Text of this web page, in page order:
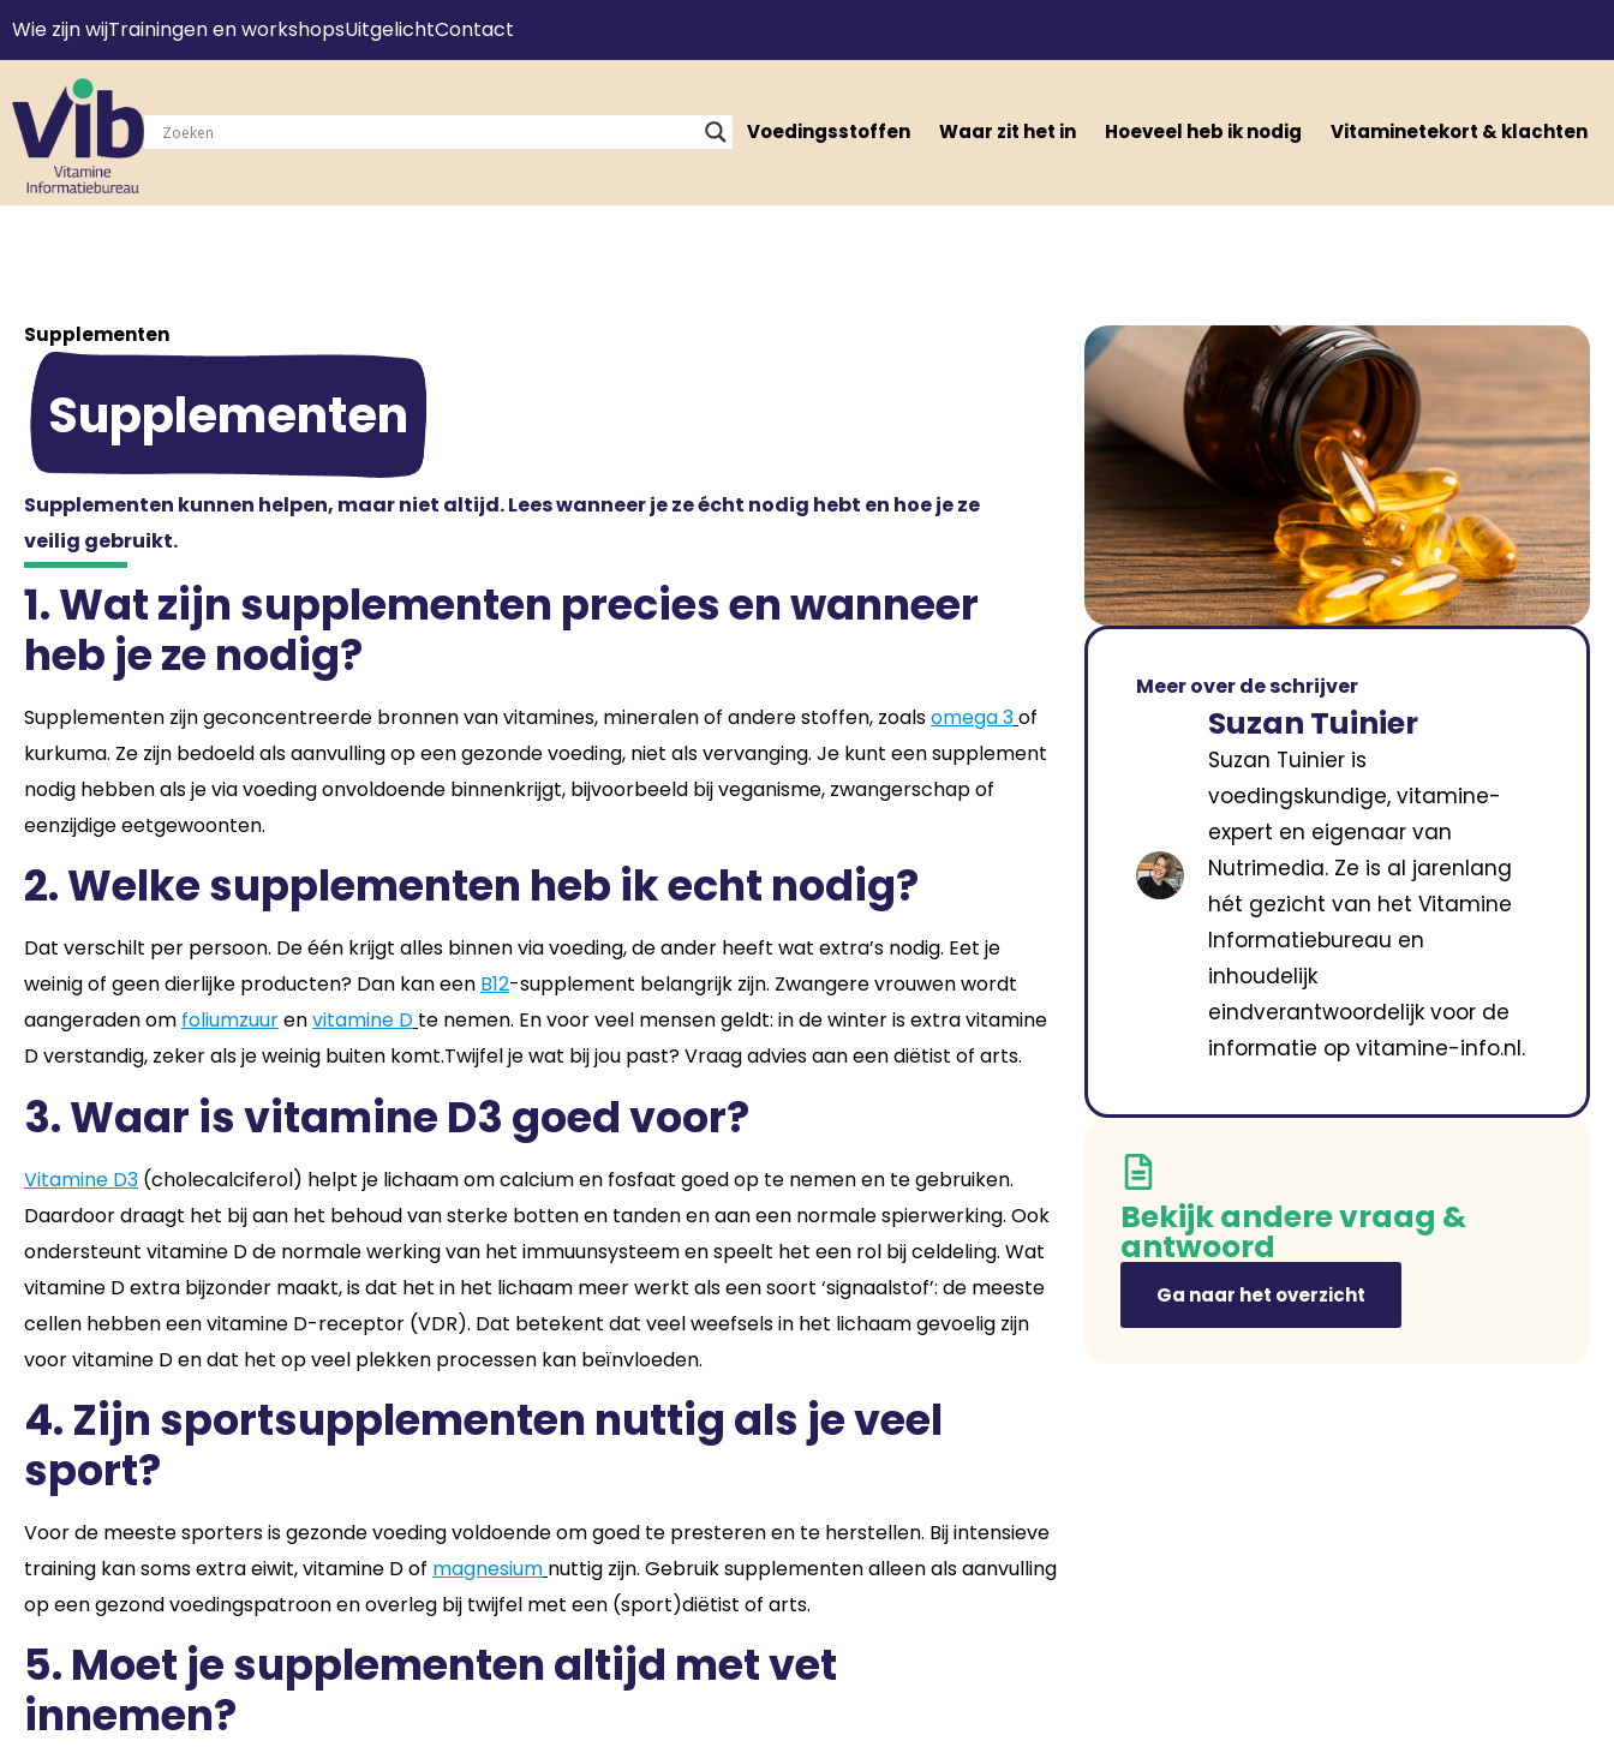
Wie zijn wijTrainingen en workshopsUitgelichtContact
Voedingsstoffen Waar zit het in Hoeveel heb ik nodig Vitaminetekort & klachten
Supplementen
Supplementen
Supplementen kunnen helpen, maar niet altijd. Lees wanneer je ze écht nodig hebt en hoe je ze
veilig gebruikt.
1. Wat zijn supplementen precies en wanneer
heb je ze nodig?
Supplementen zijn geconcentreerde bronnen van vitamines, mineralen of andere stoffen, zoalsomega 3of
kurkuma. Ze zijn bedoeld als aanvulling op een gezonde voeding, niet als vervanging. Je kunt een supplement
nodig hebben als je via voeding onvoldoende binnenkrijgt, bijvoorbeeld bij veganisme, zwangerschap of
eenzijdige eetgewoonten.
2. Welke supplementen heb ik echt nodig?
Dat verschilt per persoon. De één krijgt alles binnen via voeding, de ander heeft wat extra’s nodig. Eet je
weinig of geen dierlijke producten? Dan kan een B12-supplement belangrijk zijn. Zwangere vrouwen wordt
aangeraden om foliumzuurenvitamine D te nemen. En voor veel mensen geldt: in de winter is extra vitamine
D verstandig, zeker als je weinig buiten komt.Twijfel je wat bij jou past? Vraag advies aan een diëtist of arts.
3. Waar is vitamine D3 goed voor?
Vitamine D3 (cholecalciferol) helpt je lichaam om calcium en fosfaat goed op te nemen en te gebruiken.
Daardoor draagt het bij aan het behoud van sterke botten en tanden en aan een normale spierwerking. Ook
ondersteunt vitamine D de normale werking van het immuunsysteem en speelt het een rol bij celdeling. Wat
vitamine D extra bijzonder maakt, is dat het in het lichaam meer werkt als een soort ‘signaalstof’: de meeste
cellen hebben een vitamine D-receptor (VDR). Dat betekent dat veel weefsels in het lichaam gevoelig zijn
voor vitamine D en dat het op veel plekken processen kan beïnvloeden.
4. Zijn sportsupplementen nuttig als je veel
sport?
Voor de meeste sporters is gezonde voeding voldoende om goed te presteren en te herstellen. Bij intensieve
training kan soms extra eiwit, vitamine D of magnesium nuttig zijn. Gebruik supplementen alleen als aanvulling
op een gezond voedingspatroon en overleg bij twijfel met een (sport)diëtist of arts.
5. Moet je supplementen altijd met vet
innemen?
Meer over de schrijver
Suzan Tuinier
Suzan Tuinier is
voedingskundige, vitamine-
expert en eigenaar van
Nutrimedia. Ze is al jarenlang
hét gezicht van het Vitamine
Informatiebureau en
inhoudelijk
eindverantwoordelijk voor de
informatie op vitamine-info.nl.
Bekijk andere vraag &
antwoord
Ga naar het overzicht